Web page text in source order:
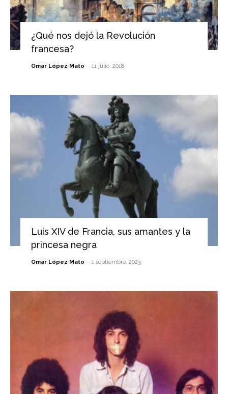
¿Qué nos dejó la Revolución
francesa?
Omar López Mato - 11 julio, 2018
Luis XIV de Francia, sus amantes y la
princesa negra
Omar López Mato - 1 septiembre, 2023